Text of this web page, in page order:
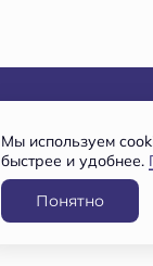
иООО
Мы используем
быстрее и удобнее.
Понятно